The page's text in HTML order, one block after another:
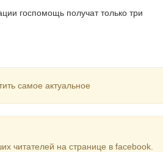
госпомощь получат только три
самое актуальное
читателей на странице в facebook.